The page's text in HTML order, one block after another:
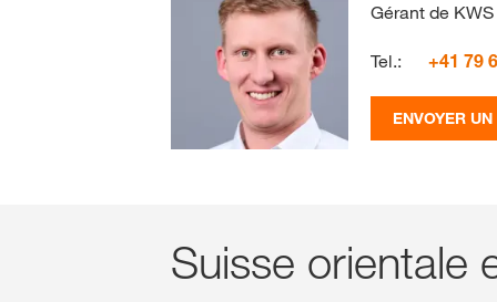
Gérant de
Tel.: +41 79
ENVOYER
Suisse orientale